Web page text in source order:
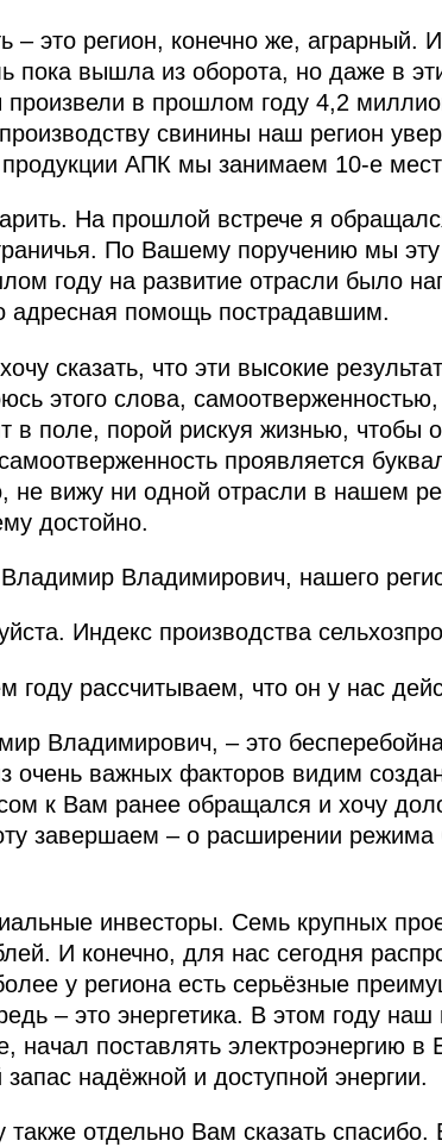
– это регион, конечно же, аграрный.
пока вышла из оборота, но даже в
в прошлом году 4,2
свинины наш регион
продукции АПК мы занимаем 10-е
На прошлой встрече я
По Вашему поручению мы эту
году на развитие отрасли было
адресная помощь пострадавшим.
сказать, что эти высокие
этого слова,
поле, порой рискуя жизнью, чтобы
проявляется
не вижу ни одной отрасли в нашем
достойно.
Владимирович, нашего
Индекс производства
году рассчитываем, что он у нас
Владимирович, – это
очень важных факторов видим
к Вам ранее обращался и хочу
завершаем – о расширении
инвесторы. Семь крупных
И конечно, для нас сегодня
у региона есть серьёзные
– это энергетика. В этом году наш
поставлять электроэнергию в
надёжной и доступной энергии.
также отдельно Вам сказать